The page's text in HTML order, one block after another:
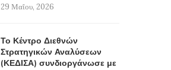
29 Μαΐου, 2026
Το Κέντρο Διεθνών
Στρατηγικών Αναλύσεων
(ΚΕΔΙΣΑ) συνδιοργάνωσε με